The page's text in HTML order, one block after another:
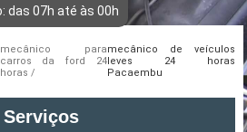
mecânico para
carros da ford 24
horas
mecânico de veículos
leves 24 horas
Pacaembu
Serviços